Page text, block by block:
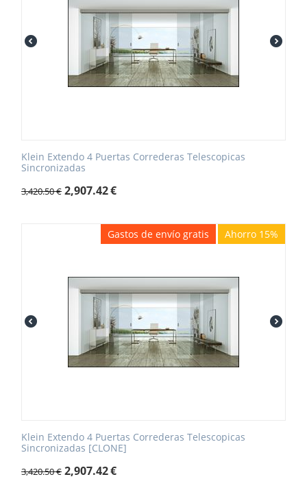
Klein Extendo 4 Puertas Correderas Telescopicas
Sincronizadas
3,420.50€ 2,907.42€
Gastos de envío gratis Ahorro 15%
Klein Extendo 4 Puertas Correderas Telescopicas
Sincronizadas [CLONE]
3,420.50€ 2,907.42€